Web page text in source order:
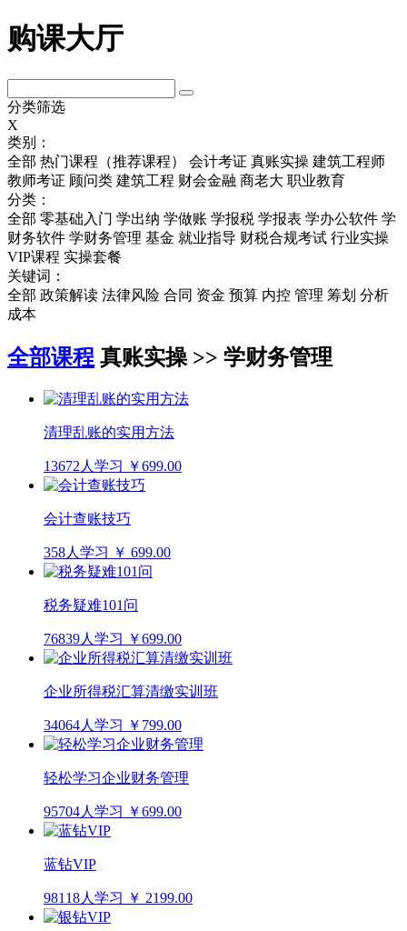
购课大厅
分类筛选
X
类别：
全部 热门课程（推荐课程） 会计考证 真账实操 建筑工程师
教师考证 顾问类 建筑工程 财会金融 商老大 职业教育
分类：
全部 零基础入门 学出纳 学做账 学报税 学报表 学办公软件 学
财务软件 学财务管理 基金 就业指导 财税合规考试 行业实操
VIP课程 实操套餐
关键词：
全部 政策解读 法律风险 合同 资金 预算 内控 管理 筹划 分析
成本
全部课程 真账实操 >> 学财务管理
清理乱账的实用方法
13672人学习 ￥699.00
会计查账技巧
358人学习 ￥ 699.00
税务疑难101问
76839人学习 ￥699.00
企业所得税汇算清缴实训班
34064人学习 ￥799.00
轻松学习企业财务管理
95704人学习 ￥699.00
蓝钻VIP
98118人学习 ￥ 2199.00